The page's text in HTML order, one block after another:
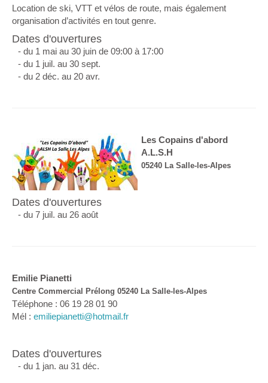
Location de ski, VTT et vélos de route, mais également
organisation d’activités en tout genre.
Dates d'ouvertures
- du 1 mai au 30 juin de 09:00 à 17:00
- du 1 juil. au 30 sept.
- du 2 déc. au 20 avr.
Les Copains d'abord
A.L.S.H
05240 La Salle-les-Alpes
Dates d'ouvertures
- du 7 juil. au 26 août
Emilie Pianetti
Centre Commercial Prélong 05240 La Salle-les-Alpes
Téléphone : 06 19 28 01 90
Mél : emiliepianetti@hotmail.fr
Dates d'ouvertures
- du 1 jan. au 31 déc.